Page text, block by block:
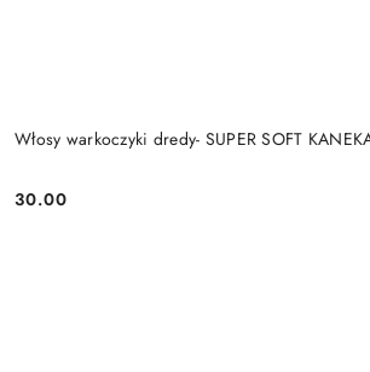
Włosy warkoczyki dredy- SUPER SOFT
Cena:
30.00